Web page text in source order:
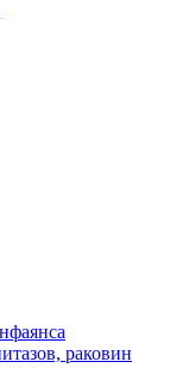
раковин